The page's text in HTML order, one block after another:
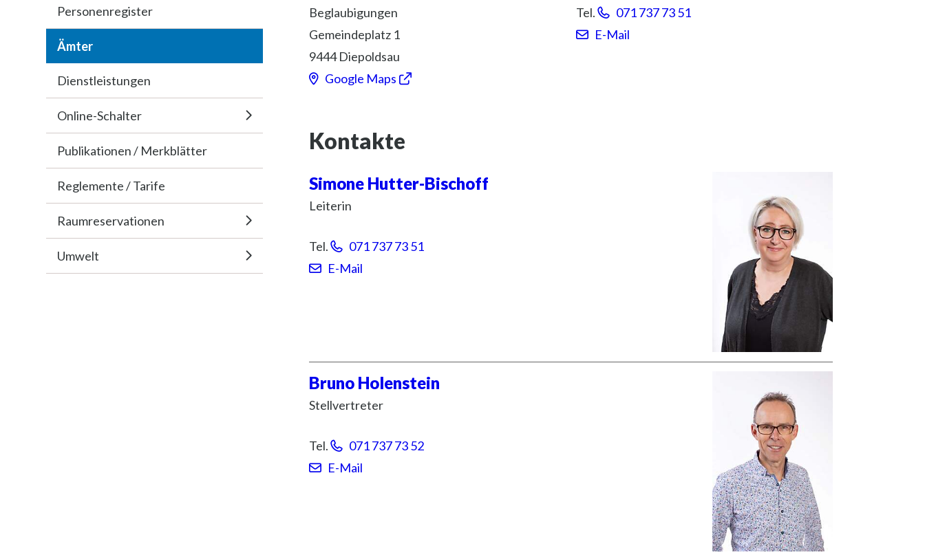
Personenregister
Ämter
Dienstleistungen
Online-Schalter
Publikationen / Merkblätter
Reglemente / Tarife
Raumreservationen
Umwelt
Adresse
Beglaubigungen
Gemeindeplatz 1
9444 Diepoldsau
Google Maps
Tel.
071 737 73 51
E-Mail
Kontakte
Simone Hutter-Bischoff
Leiterin
Tel.
071 737 73 51
E-Mail
Bruno Holenstein
Stellvertreter
Tel.
071 737 73 52
E-Mail